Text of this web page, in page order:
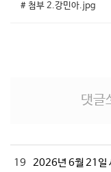
# 첨부 2.강민아.jpg
댓글
19 2026년 6월 21일